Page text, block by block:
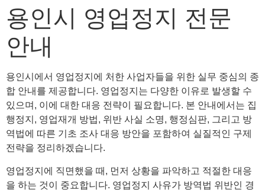
용인시 영업정지 전문
안내
용인시에서 영업정지에 처한 사업자들을 위한 실무 중심의 종
합 안내를 제공합니다. 영업정지는 다양한 이유로 발생할 수
있으며, 이에 대한 대응 전략이 필요합니다. 본 안내에서는 집
행정지, 영업재개 방법, 위반 사실 소명, 행정심판, 그리고 방
역법에 따른 기초 조사 대응 방안을 포함하여 실질적인 구제
전략을 정리하겠습니다.
영업정지에 직면했을 때, 먼저 상황을 파악하고 적절한 대응
을 하는 것이 중요합니다. 영업정지 사유가 방역법 위반인 경